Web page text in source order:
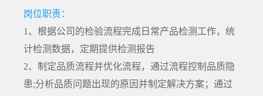
岗位职责：
1、根据公司的检验流程完成日常产品检测工作，统
计检测数据，定期提供检测报告
2、制定品质流程并优化流程，通过流程控制品质隐
患;分析品质问题出现的原因并制定解决方案；通过